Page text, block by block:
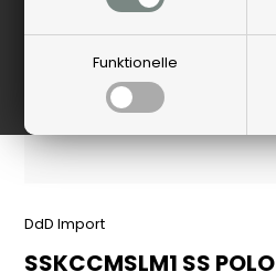
Funktionelle
DdD Import
SSKCCMSLM1 SS POLO